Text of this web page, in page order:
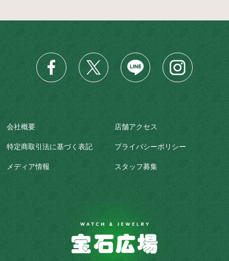
会社概要 店舗アクセス
特定商取引法に基づく表記 プライバシーポリシー
メディア情報 スタッフ募集